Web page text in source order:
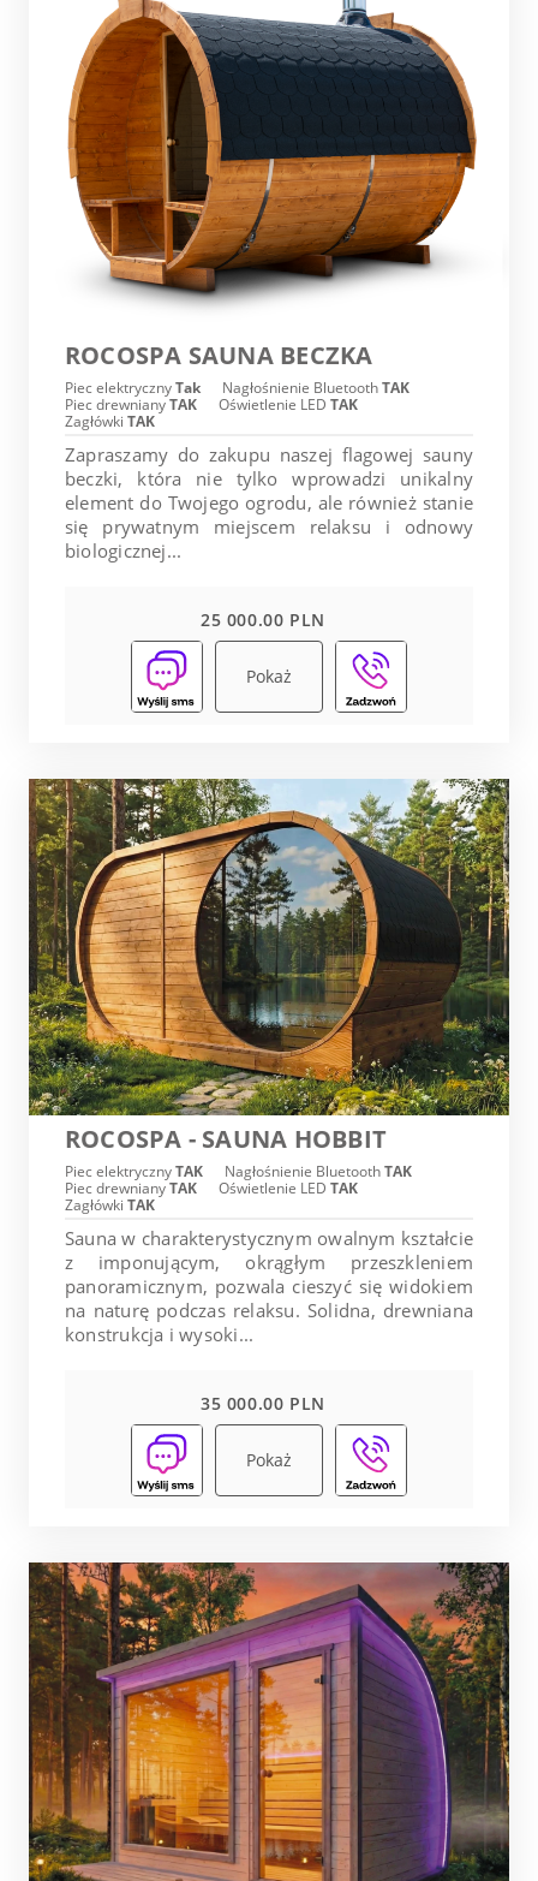
ROCOSPA SAUNA BECZKA
Piec elektrycznyTak Nagłośnienie BluetoothTAK
Piec drewnianyTAK Oświetlenie LED TAK
Zagłówki TAK
Zapraszamy do zakupu naszej flagowej sauny
beczki, która nie tylko wprowadzi unikalny
element do Twojego ogrodu, ale również stanie
się prywatnym miejscem relaksu i odnowy
biologicznej...
25 000.00 PLN
Pokaż
ROCOSPA - SAUNA HOBBIT
Piec elektrycznyTAK Nagłośnienie BluetoothTAK
Piec drewnianyTAK Oświetlenie LED TAK
Zagłówki TAK
Sauna w charakterystycznym owalnym kształcie
z imponującym, okrągłym przeszkleniem
panoramicznym, pozwala cieszyć się widokiem
na naturę podczas relaksu. Solidna, drewniana
konstrukcja i wysoki...
35 000.00 PLN
Pokaż